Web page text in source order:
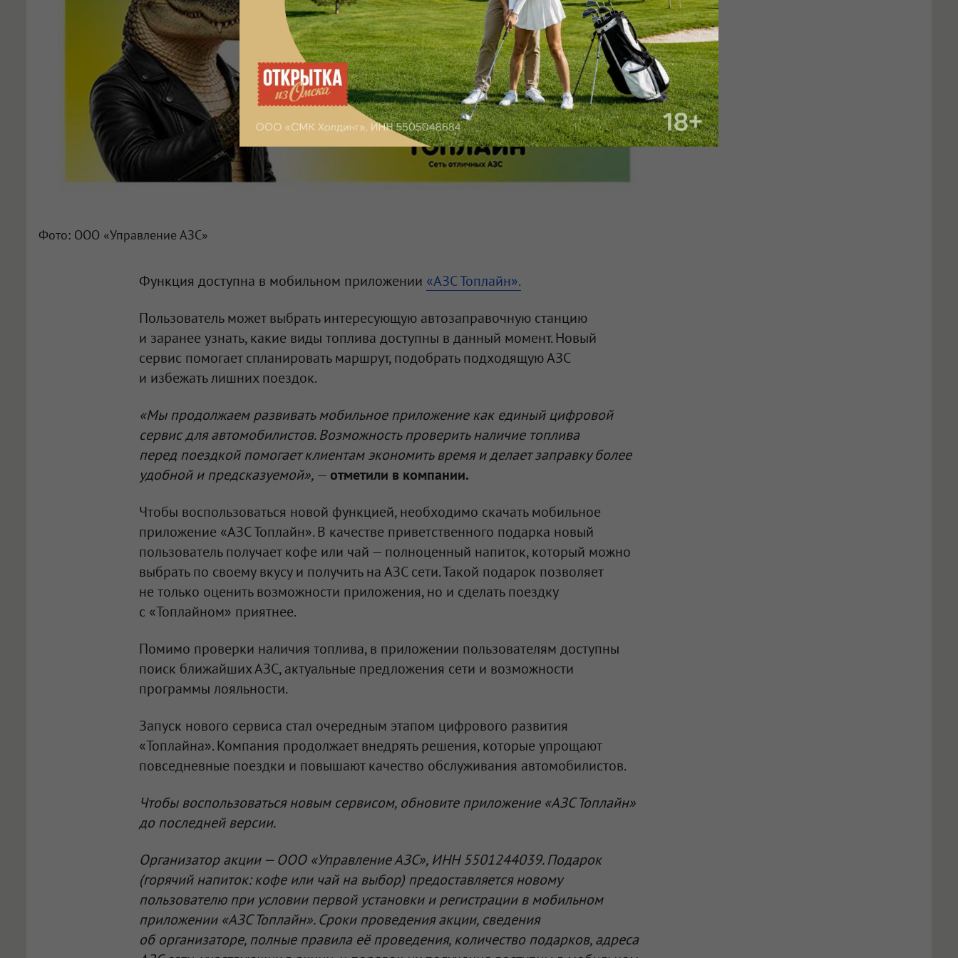
Фото: ООО «Управление АЗС»
Функция доступна в мобильном приложении «АЗС Топлайн».
Пользователь может выбрать интересующую автозаправочную станцию
и заранее узнать, какие виды топлива доступны в данный момент. Новый
сервис помогает спланировать маршрут, подобрать подходящую АЗС
и избежать лишних поездок.
«Мы продолжаем развивать мобильное приложение как единый цифровой
сервис для автомобилистов. Возможность проверить наличие топлива
перед поездкой помогает клиентам экономить время и делает заправку более
удобной и предсказуемой», —отметили в компании.
Чтобы воспользоваться новой функцией, необходимо скачать мобильное
приложение «АЗС Топлайн». В качестве приветственного подарка новый
пользователь получает кофе или чай — полноценный напиток, который можно
выбрать по своему вкусу и получить на АЗС сети. Такой подарок позволяет
не только оценить возможности приложения, но и сделать поездку
с «Топлайном» приятнее.
Помимо проверки наличия топлива, в приложении пользователям доступны
поиск ближайших АЗС, актуальные предложения сети и возможности
программы лояльности.
Запуск нового сервиса стал очередным этапом цифрового развития
«Топлайна». Компания продолжает внедрять решения, которые упрощают
повседневные поездки и повышают качество обслуживания автомобилистов.
Чтобы воспользоваться новым сервисом, обновите приложение «АЗС Топлайн»
до последней версии.
Организатор акции —ООО «Управление АЗС», ИНН 5501244039. Подарок
(горячий напиток: кофе или чай на выбор) предоставляется новому
пользователю при условии первой установки и регистрации в мобильном
приложении «АЗС Топлайн». Сроки проведения акции, сведения
об организаторе, полные правила её проведения, количество подарков, адреса